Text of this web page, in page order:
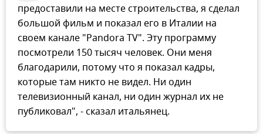
предоставили на месте строительства, я сделал
большой фильм и показал его в Италии на
своем канале "Pandora TV". Эту программу
посмотрели 150 тысяч человек. Они меня
благодарили, потому что я показал кадры,
которые там никто не видел. Ни один
телевизионный канал, ни один журнал их не
публиковал", - сказал итальянец.